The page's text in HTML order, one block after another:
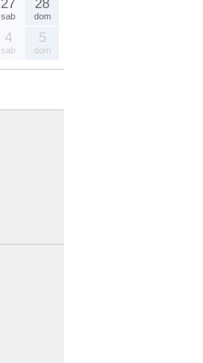
27
sab
28
dom
4
sab
5
dom